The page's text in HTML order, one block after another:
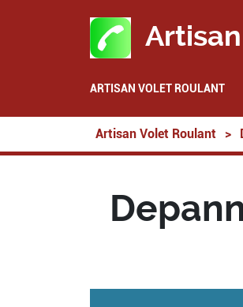
ARTISAN VOLET ROULANT
Artisan Volet Roulant >